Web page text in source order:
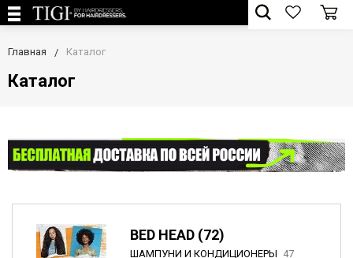
Главная Каталог
Каталог
BED HEAD (72)
ШАМПУНИ И КОНДИЦИОНЕРЫ 47